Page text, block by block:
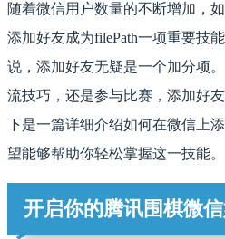
随着微信用户数量的不断增加，
添加好友成为filePath一项重要技
说，添加好友无疑是一个加分项
流技巧，还是参与比赛，添加好
下是一篇详细介绍如何在微信上
望能够帮助你轻松掌握这一技能。
开启你的腾讯围棋微